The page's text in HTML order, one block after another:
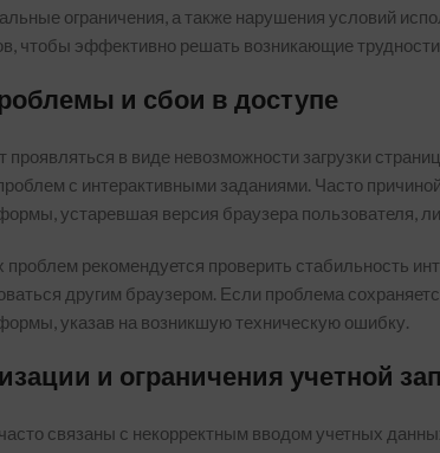
ограничения, а также нарушения условий
чтобы эффективно решать возникающие
и сбои в доступе
проявляться в виде невозможности загрузки
с интерактивными заданиями. Часто
устаревшая версия браузера пользователя,
рекомендуется проверить стабильность
другим браузером. Если проблема
указав на возникшую техническую ошибку.
и ограничения учетной
связаны с некорректным вводом учетных